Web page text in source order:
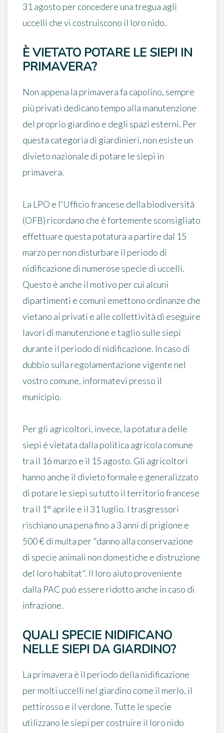
31 agosto per concedere una tregua agli
uccelli che vi costruiscono il loro nido.
È VIETATO POTARE LE SIEPI IN
PRIMAVERA?
Non appena la primavera fa capolino, sempre
più privati dedicano tempo alla manutenzione
del proprio giardino e degli spazi esterni. Per
questa categoria di giardinieri, non esiste un
divieto nazionale di potare le siepi in
primavera.
La LPO e l'Ufficio francese della biodiversità
(OFB) ricordano che è fortemente sconsigliato
effettuare questa potatura a partire dal 15
marzo per non disturbare il periodo di
nidificazione di numerose specie di uccelli.
Questo è anche il motivo per cui alcuni
dipartimenti e comuni emettono ordinanze che
vietano ai privati e alle collettività di eseguire
lavori di manutenzione e taglio sulle siepi
durante il periodo di nidificazione. In caso di
dubbio sulla regolamentazione vigente nel
vostro comune, informatevi presso il
municipio.
Per gli agricoltori, invece, la potatura delle
siepi è vietata dalla politica agricola comune
tra il 16 marzo e il 15 agosto. Gli agricoltori
hanno anche il divieto formale e generalizzato
di potare le siepi su tutto il territorio francese
tra il 1° aprile e il 31 luglio. I trasgressori
rischiano una pena fino a 3 anni di prigione e
500 € di multa per "danno alla conservazione
di specie animali non domestiche e distruzione
del loro habitat". Il loro aiuto proveniente
dalla PAC può essere ridotto anche in caso di
infrazione.
QUALI SPECIE NIDIFICANO
NELLE SIEPI DA GIARDINO?
La primavera è il periodo della nidificazione
per molti uccelli nel giardino come il merlo, il
pettirosso e il verdone. Tutte le specie
utilizzano le siepi per costruire il loro nido